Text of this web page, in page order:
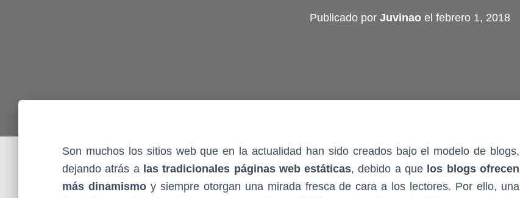
Publicado por Juvinaoel febrero 1, 2018
Son muchos los sitios web que en la actualidad han sido creados bajo el modelo de blogs,
dejando atrás a las tradicionales páginas web estáticas, debido a que los blogs ofrecen
más dinamismoy siempre otorgan una mirada fresca de cara a los lectores. Por ello, una